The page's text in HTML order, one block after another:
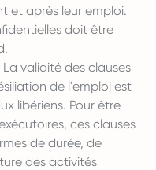
et après leur emploi.
doit être
La validité des clauses
de l'emploi est
libériens. Pour être
ces clauses
de durée, de
des activités